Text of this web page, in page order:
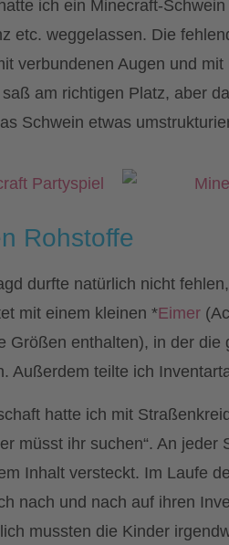
ich ein Minecraft-
etc. weggelassen. Die
verbundenen Augen und
am richtigen Platz, aber
Schwein etwas
Rohstoffe
durfte natürlich nicht
mit einem kleinen *Eimer
Größen enthalten), in der
Außerdem teilte ich
hatte ich mit
müsst ihr suchen“. An
Inhalt versteckt. Im Laufe
nach und nach auf ihren
mussten die Kinder